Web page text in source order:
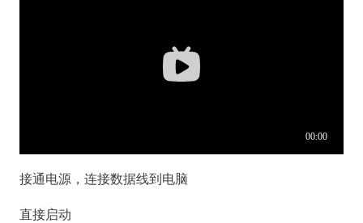
接通电源，连接数据线到电脑
直接启动